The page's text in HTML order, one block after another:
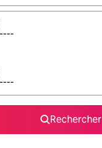
Rechercher